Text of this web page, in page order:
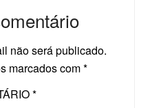
não será publicado.
marcados com*
*